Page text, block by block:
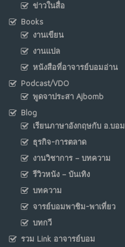
ข่าวในสื่อ
Books
งานเขียน
งานแปล
หนังสือที่อาจารย์บอมอ่าน
Podcast/VDO
พูดจาประสา Ajbomb
Blog
เรียนภาษาอังกฤษกับ อ.บอม
ธุรกิจ-การตลาด
งานวิชาการ – บทความ
รีวิวหนัง – บันเทิง
บทความ
จารย์บอมพาชิม-พาเที่ยว
บทกวี
รวม Link อาจารย์บอม